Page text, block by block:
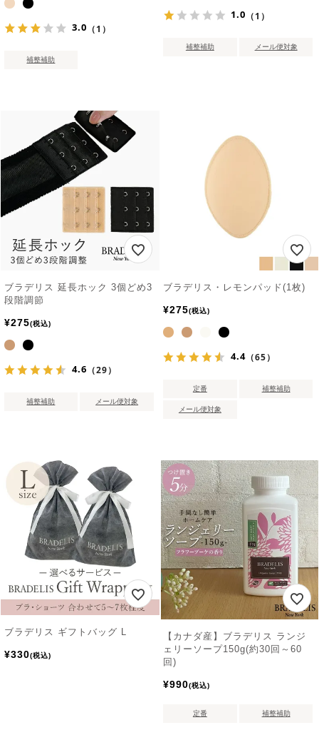
3.0 （1）
補整補助
1.0 （1）
補整補助 メール便対象
ブラデリス 延長ホック 3個どめ3
段階調節
¥275 税込
4.6 （29）
補整補助 メール便対象
ブラデリス・レモンパッド(1枚)
¥275 税込
4.4 （65）
定番 補整補助
メール便対象
ブラデリス ギフトバッグ L
¥330 税込
【カナダ産】ブラデリス ランジ
ェリーソープ150g(約30回～60
回)
¥990 税込
定番 補整補助